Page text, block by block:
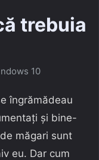
trebuia
10
îngrămădeau
și bine-
măgari sunt
eu. Dar cum